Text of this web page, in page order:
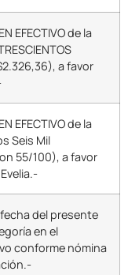
EFECTIVO de la
a favor
EFECTIVO de la
Seis Mil
55/100), a favor
del presente
en el
conforme nómina